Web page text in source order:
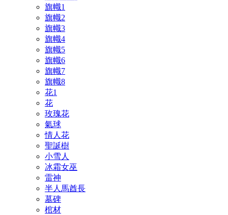
旗幟1
旗幟2
旗幟3
旗幟4
旗幟5
旗幟6
旗幟7
旗幟8
花1
花
玫瑰花
氣球
情人花
聖誕樹
小雪人
冰霜女巫
雷神
半人馬酋長
墓碑
棺材